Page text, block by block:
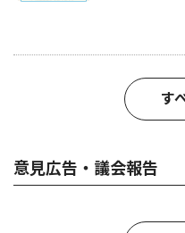
す
意見広告・議会報告